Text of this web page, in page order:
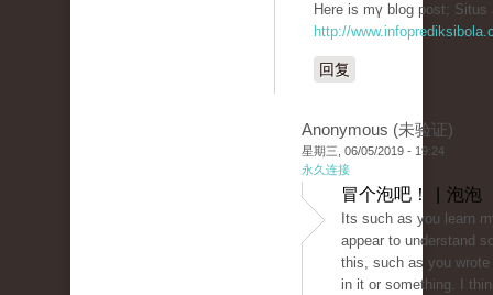
Hеre is mү blog post; Situs
http://
回复
Anonymous (未验证)
星期三, 06/05/2019 - 19:24
永久连接
冒个泡吧！ | 泡泡
Its such as you learn
appear to understand
this, such as you wrote
in it or something. I